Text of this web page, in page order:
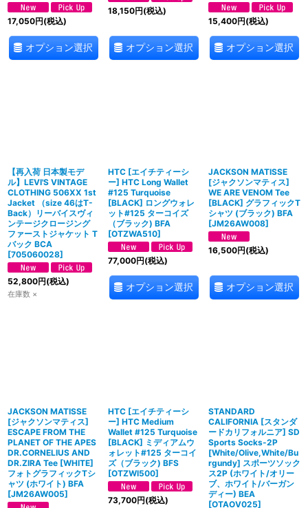
17,050円(税込)
オプション選択
18,150円(税込)
オプション選択
15,400円(税込)
オプション選択
【再入荷 日本製モデ
ル】LEVI'S VINTAGE
CLOTHING 506XX 1st
Jacket （size 46はT-
Back）リーバイスヴィ
ンテージクロージング
ファーストジャケット T
バック BCA
[705060028]
52,800円(税込)
在庫数 ×
HTC [エイチティーシ
ー] HTC Long Wallet
#125 Turquoise
[BLACK] ロングウォレ
ット#125 ターコイズ
（ブラック) BFA
[OTZWA510]
77,000円(税込)
オプション選択
JACKSON MATISSE
[ジャクソンマティス]
WE ARE VENOM Tee
[BLACK] グラフィックT
シャツ (ブラック) BFA
[JM26AW008]
16,500円(税込)
オプション選択
JACKSON MATISSE
[ジャクソンマティス]
ESCAPE FROM THE
PLANET OF THE APES
DR.CORNELIUS AND
DR.ZIRA Tee [WHITE]
フォトグラフィックTシ
ャツ (ホワイト) BFA
[JM26AW005]
HTC [エイチティーシ
ー] HTC Medium
Wallet #125 Turquoise
[BLACK] ミディアムウ
ォレット#125 ターコイ
ズ（ブラック) BFS
[OTZWI500]
73,700円(税込)
STANDARD
CALIFORNIA [スタンダ
ードカリフォルニア] SD
Sports Socks-2P
[White/Olive,White/Bu
rgundy] スポーツソック
ス2P (ホワイト/オリー
ブ、ホワイト/バーガン
ディー) BEA
[OTAOV025]